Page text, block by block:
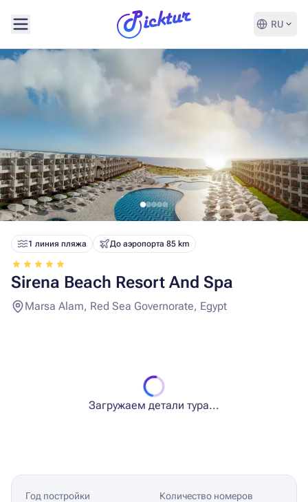
RU
1 линия пляжа До аэропорта 85 km
Sirena Beach Resort And Spa
Marsa Alam, Red Sea Governorate, Egypt
Загружаем детали тура...
Год постройки Количество номеров